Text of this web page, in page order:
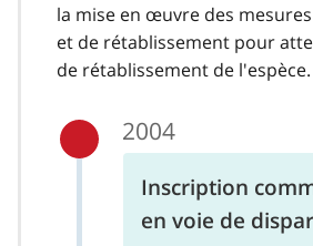
la mise en œuvre des
et de rétablissement pour
de rétablissement de l'espèce.
2004
Inscription
en voie de